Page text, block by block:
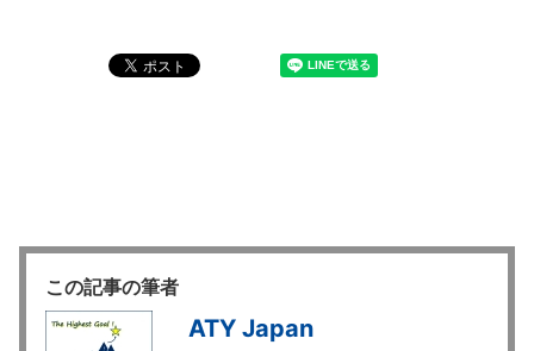
この記事の筆者
ATY Japan